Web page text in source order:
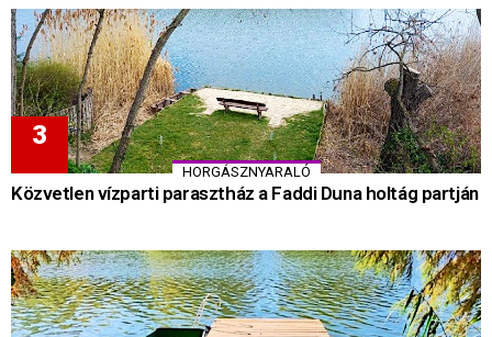
HORGÁSZNYARALÓ
Közvetlen vízparti parasztház a Faddi Duna holtág partján